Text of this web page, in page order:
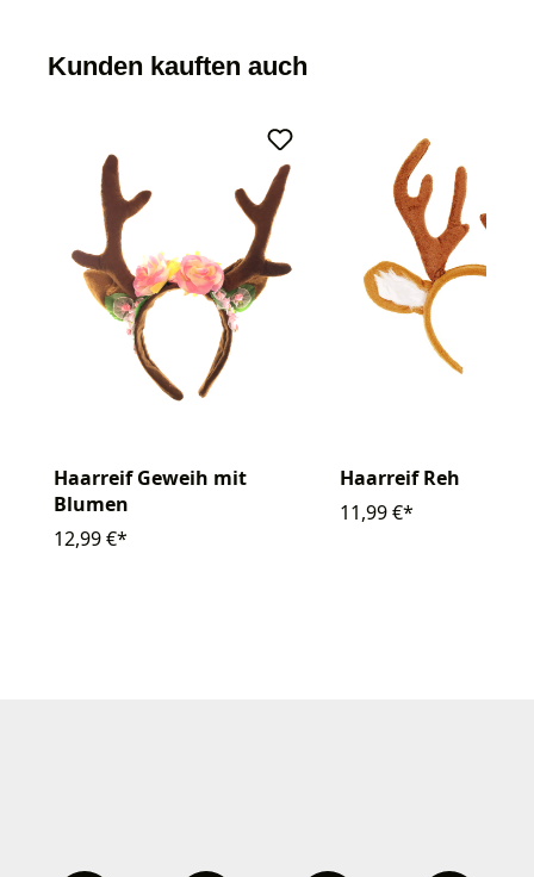
Kunden kauften auch
Haarreif Geweih mit
Blumen
12,99 €*
Haarreif Reh
11,99 €*